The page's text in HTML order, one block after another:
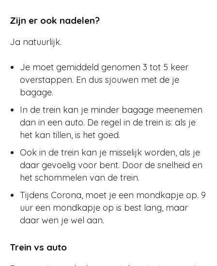
Zijn er ook nadelen?
Ja natuurlijk.
Je moet gemiddeld genomen 3 tot 5 keer
overstappen. En dus sjouwen met de je
bagage.
In de trein kan je minder bagage meenemen
dan in een auto. De regel in de trein is: als je
het kan tillen, is het goed.
Ook in de trein kan je misselijk worden, als je
daar gevoelig voor bent. Door de snelheid en
het schommelen van de trein.
Tijdens Corona, moet je een mondkapje op. 9
uur een mondkapje op is best lang, maar
daar wen je wel aan.
Trein vs auto